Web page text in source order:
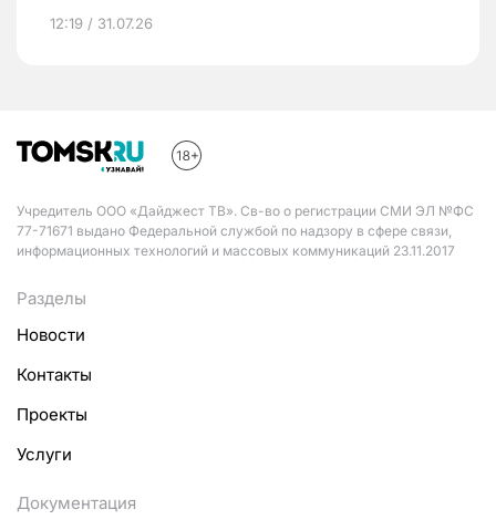
12:19 / 31.07.26
Учредитель ООО «Дайджест ТВ». Св-во о регистрации СМИ ЭЛ №ФС
77-71671 выдано Федеральной службой по надзору в сфере связи,
информационных технологий и массовых коммуникаций 23.11.2017
Разделы
Новости
Контакты
Проекты
Услуги
Документация